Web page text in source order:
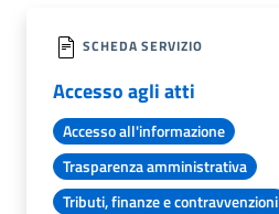
SCHEDA SERVIZIO
Accesso agli atti
Accesso all'informazione
Trasparenza amministrativa
Tributi, finanze e contravvenzioni